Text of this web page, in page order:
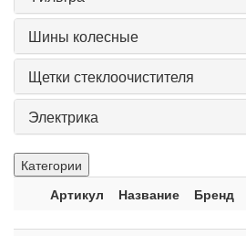
Шины колесные
Щетки стеклоочистителя
Электрика
Категории
Артикул
Название Бренд